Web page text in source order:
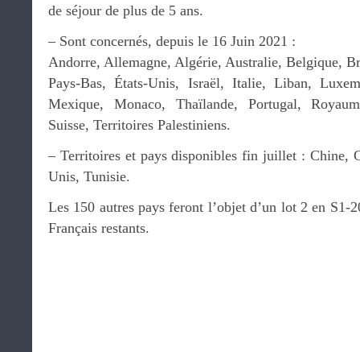
de séjour de plus de 5 ans.
– Sont concernés, depuis le 16 Juin 2021 :
Andorre, Allemagne, Algérie, Australie, Belgique,
Pays-Bas, États-Unis, Israël, Italie, Liban,
Mexique, Monaco, Thaïlande, Portugal,
Suisse, Territoires Palestiniens.
– Territoires et pays disponibles fin juillet : Chine,
Unis, Tunisie.
Les 150 autres pays feront l’objet d’un lot 2 en S1-
Français restants.